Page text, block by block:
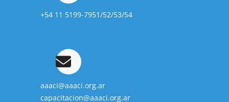
+54 11 5199-7951/52/53/54
aaaci@aaaci.org.ar
capacitacion@aaaci.org.ar